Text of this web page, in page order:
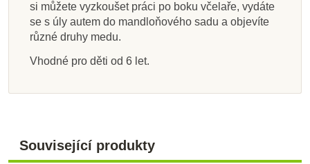
si můžete vyzkoušet práci po boku včelaře, vydáte
se s úly autem do mandloňového sadu a objevíte
různé druhy medu.
Vhodné pro děti od 6 let.
Související produkty